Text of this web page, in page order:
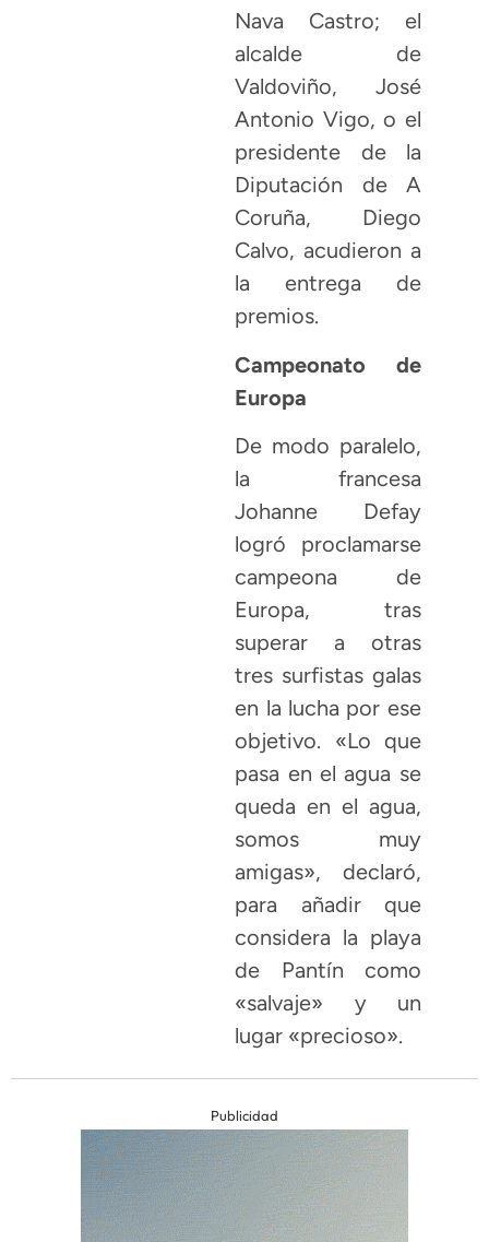
Nava Castro; el
alcalde de
Valdoviño, José
Antonio Vigo, o el
presidente de la
Diputación de A
Coruña, Diego
Calvo, acudieron a
la entrega de
premios.
Campeonato de
Europa
De modo paralelo,
la francesa
Johanne Defay
logró proclamarse
campeona de
Europa, tras
superar a otras
tres surfistas galas
en la lucha por ese
objetivo. «Lo que
pasa en el agua se
queda en el agua,
somos muy
amigas», declaró,
para añadir que
considera la playa
de Pantín como
«salvaje» y un
lugar «precioso».
Publicidad